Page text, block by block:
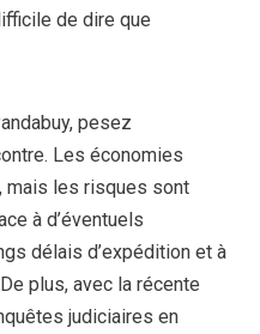
de dire que
pesez
Les économies
mais les risques sont
à d’éventuels
délais d’expédition et à
plus, avec la récente
judiciaires en